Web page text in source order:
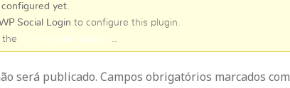
yet.
Social Login to configure this plugin.
the
online user guide
será publicado. Campos obrigatórios marcados com